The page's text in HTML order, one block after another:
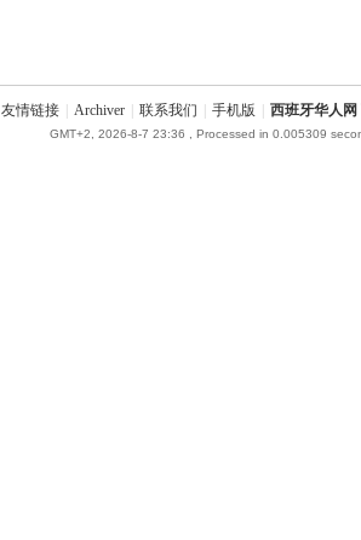
友情链接 Archiver 联系我们 手机版 西班牙华人网
GMT+2, 2026-8-7 23:36 , Processed in 0.005309